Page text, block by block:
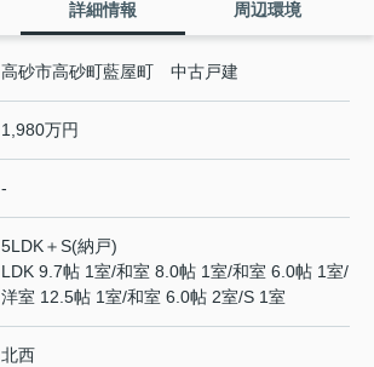
詳細情報 周辺環境
高砂市高砂町藍屋町 中古戸建
1,980万円
-
5LDK＋S(納戸)
LDK 9.7帖 1室/和室 8.0帖 1室/和室 6.0帖 1室/
洋室 12.5帖 1室/和室 6.0帖 2室/S 1室
北西